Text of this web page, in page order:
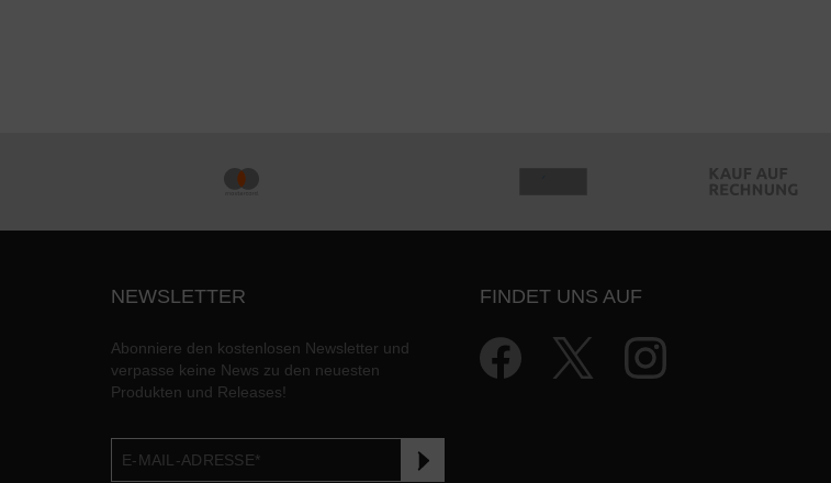
NEWSLETTER
Abonniere den kostenlosen Newsletter und
verpasse keine News zu den neuesten
Produkten und Releases!
FINDET UNS AUF